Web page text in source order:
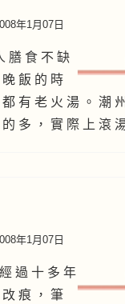
年1月07日
膳 食 不 缺
飯 的 時
有 老 火 湯 。 潮
多 ， 實 際 上 滾
年1月07日
過 十 多 年
痕 ， 筆